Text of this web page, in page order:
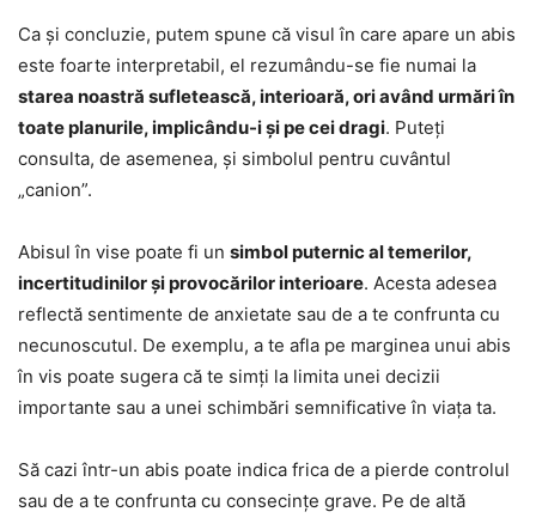
Ca și concluzie, putem spune că visul în care apare un abis
este foarte interpretabil, el rezumându-se fie numai la
starea noastră sufletească, interioară, ori având urmări în
toate planurile, implicându-i și pe cei dragi. Puteți
consulta, de asemenea, și simbolul pentru cuvântul
„canion”.
Abisul în vise poate fi un simbol puternic al temerilor,
incertitudinilor și provocărilor interioare. Acesta adesea
reflectă sentimente de anxietate sau de a te confrunta cu
necunoscutul. De exemplu, a te afla pe marginea unui abis
în vis poate sugera că te simți la limita unei decizii
importante sau a unei schimbări semnificative în viața ta.
Să cazi într-un abis poate indica frica de a pierde controlul
sau de a te confrunta cu consecințe grave. Pe de altă